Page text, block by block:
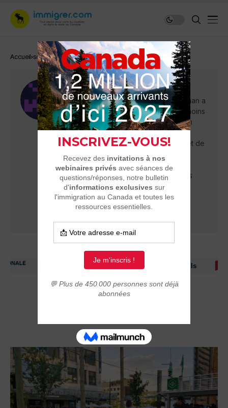
Accueil soulman
Soulman
Arrivé en mars 2007 à Montréal, Soulman a
très vite posé ses valises à Québec, moins
de 4 mois plus tard. Auteur BD édité en
Europe, un studio lui a laissé la chance
d'entrer dans le monde du jeu vidéo et de
l'animation en tant qu'illustrateur. Il est
devenu par la suite directeur du
département artistique. Voici ces billets
culturels et sur la ville de Québec.
Immigrer au Canada: ressources et conseils